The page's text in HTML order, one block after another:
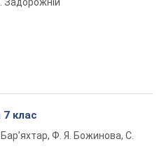
7 клас
Бар’яхтар, Ф. Я. Божинова, С.